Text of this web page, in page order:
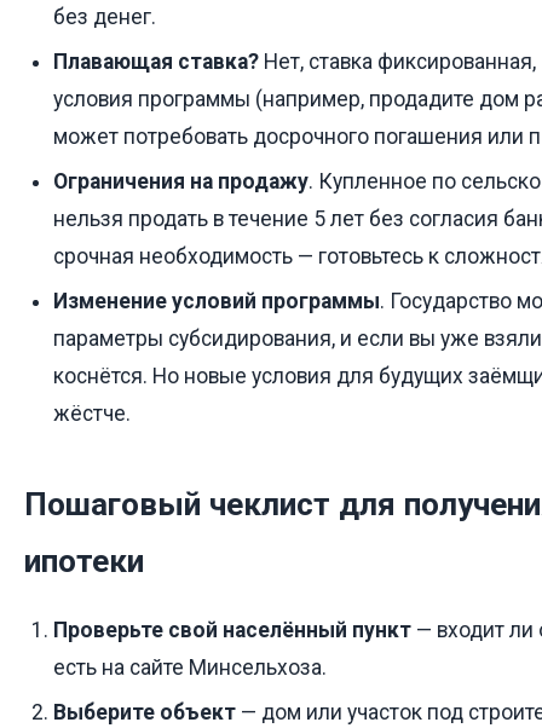
без денег.
Плавающая ставка? Нет, ставка
условия программы (например, продадите дом
может потребовать досрочного погашения или
Ограничения на продажу. Купленное по
нельзя продать в течение 5 лет без согласия
срочная необходимость — готовьтесь к
Изменение условий программы. Государство
параметры субсидирования, и если вы уже
коснётся. Но новые условия для будущих
жёстче.
Пошаговый чеклист для
ипотеки
Проверьте свой населённый пункт — входит ли
есть на сайте Минсельхоза.
Выберите объект — дом или участок под